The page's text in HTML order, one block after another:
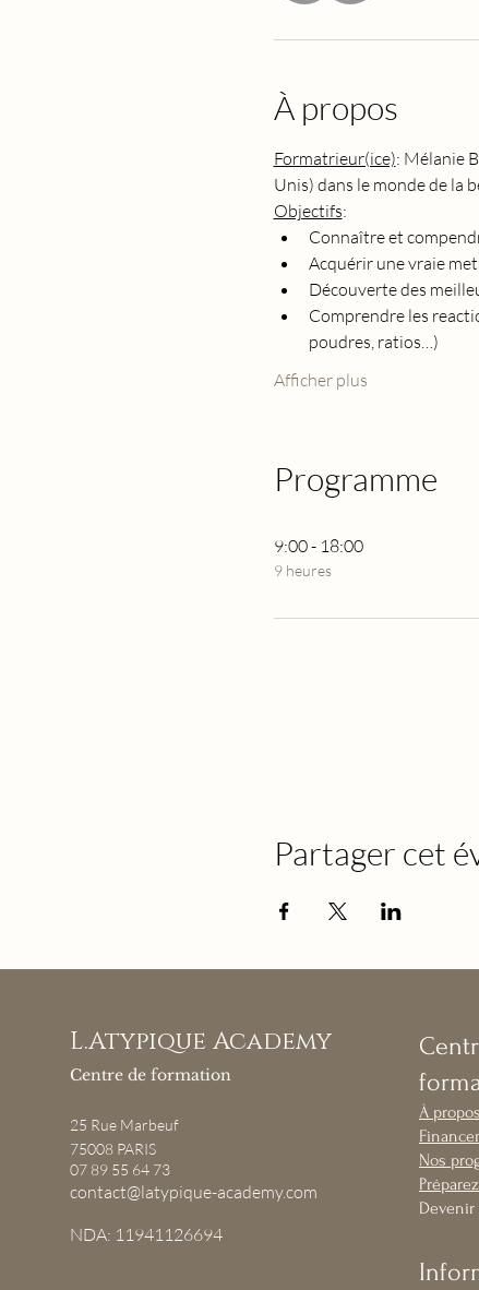
À propos
Formatrieur(ice): Mélanie
Unis) dans le monde de la
Objectifs:
Connaître et
Acquérir une vraie
Découverte des
Comprendre les
poudres, ratios…)
Afficher plus
Programme
9:00 - 18:00
9 heures
Partager cet
L.Atypique Academy
Centre de formation
25 Rue Marbeuf
75008 PARIS
07 89 55 64 73
contact@latypique-academy.com
NDA: 11941126694
À propos
Nos
Devenir